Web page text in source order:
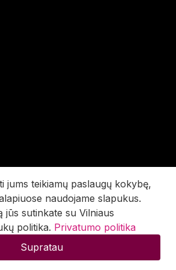
jums teikiamų paslaugų kokybę,
naudojame slapukus.
jūs sutinkate su Vilniaus
politika. Privatumo politika
Supratau